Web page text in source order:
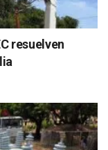
resuelven